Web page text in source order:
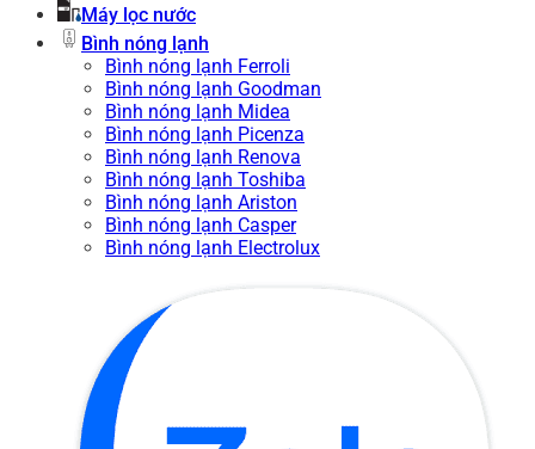
Máy lọc nước
Bình nóng lạnh
Bình nóng lạnh Ferroli
Bình nóng lạnh Goodman
Bình nóng lạnh Midea
Bình nóng lạnh Picenza
Bình nóng lạnh Renova
Bình nóng lạnh Toshiba
Bình nóng lạnh Ariston
Bình nóng lạnh Casper
Bình nóng lạnh Electrolux